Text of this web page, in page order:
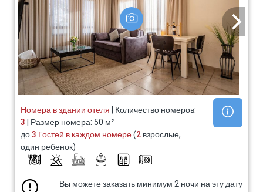
Номера в здании отеля| Количество номеров:
3| Размер номера: 50 м²
до3 Гостей в каждом номере(2взрослые,
один ребенок)
Вы можете заказать минимум 2 ночи на эту дату